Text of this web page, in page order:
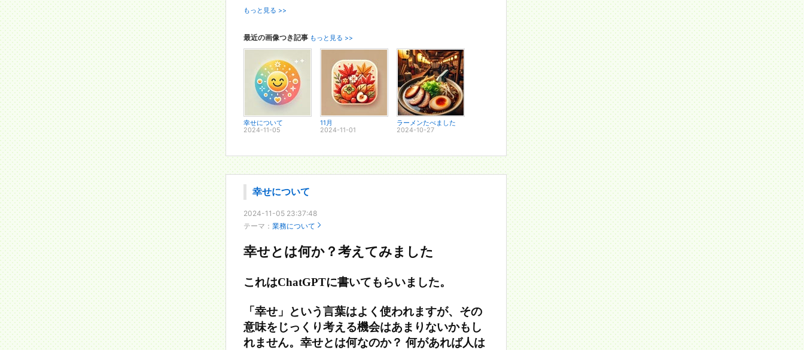
もっと見る >>
最近の画像つき記事 もっと見る >>
幸せについて
2024-11-05
11月
2024-11-01
ラーメンたべました
2024-10-27
幸せについて
2024-11-05 23:37:48
テーマ： 業務について
幸せとは何か？考えてみました
これはChatGPTに書いてもらいました。
「幸せ」という言葉はよく使われますが、その
意味をじっくり考える機会はあまりないかもし
れません。幸せとは何なのか？ 何があれば人は